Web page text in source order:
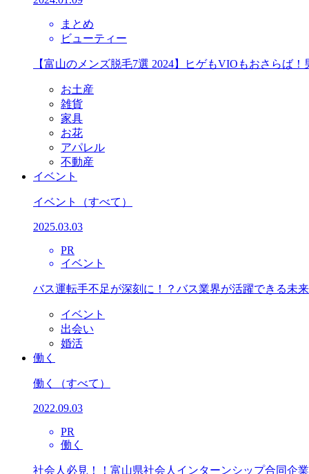
まとめ
ビューティー
【富山のメンズ脱毛7選 2024】ヒゲもVIOもおさらば
お土産
雑貨
家具
お花
アパレル
不動産
イベント
イベント （すべて）
2025.03.03
PR
イベント
バス運転手不足が深刻に！？バス業界が活躍できる未
イベント
出会い
婚活
働く
働く （すべて）
2022.09.03
PR
働く
社会人必見！！富山県社会人インターンシップ合同企